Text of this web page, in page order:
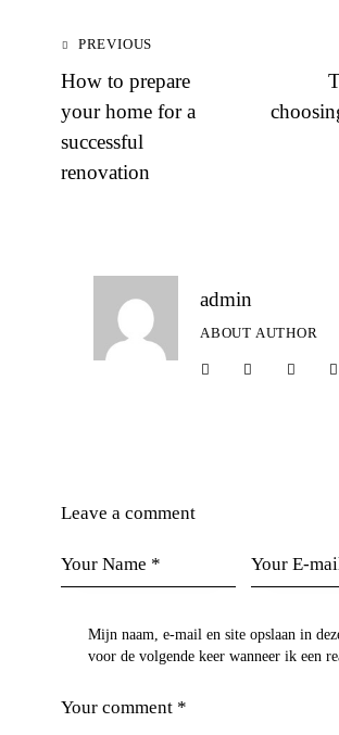
PREVIOUS
How to prepare
your home for a
successful
renovation
admin
ABOUT AUTHOR
Leave a comment
Mijn naam, e-mail en site opslaan in
voor de volgende keer wanneer ik een